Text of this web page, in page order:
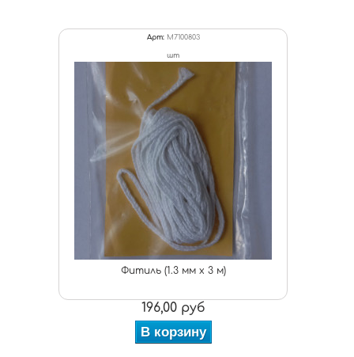
Арт: M7100803
шт
Фитиль (1.3 мм х 3 м)
196,00 руб
В корзину